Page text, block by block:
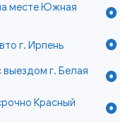
месте Южная
г. Ирпень
выездом г. Белая
Красный